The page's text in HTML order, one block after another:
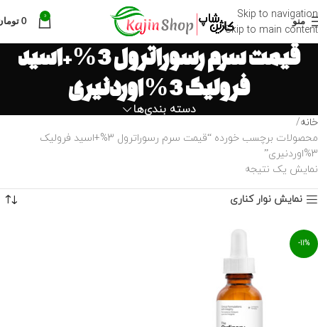
Skip to navigation
Skip to main content
منو
0
0
قیمت سرم رسوراترول 3%+اسید
فرولیک 3%اوردنیری
دسته بندی‌ها
خانه
محصولات برچسب خورده “قیمت سرم رسوراترول 3%+اسید فرولیک
3%اوردنیری”
نمایش یک نتیجه
نمایش نوار کناری
-11%